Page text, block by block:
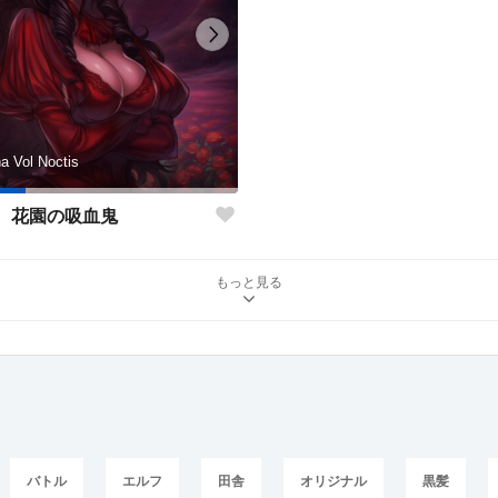
Vol Noctis
花園の吸血鬼
もっと見る
バトル エルフ 田舎 オリジナル 黒髪